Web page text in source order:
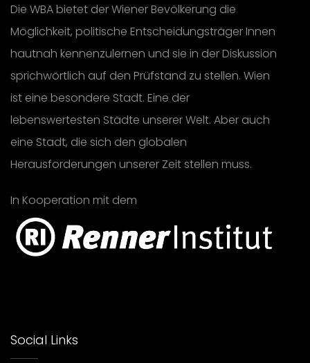
Die WBA bietet der Wiener Bevölkerung die
Möglichkeit, politische Entscheidungsträger Innen
hautnah kennenzulernen und sie in der Diskussion
sprichwörtlich auf den Prüfstand zu stellen. Wien
ist eine besondere Stadt. Eine der
lebenswertesten Städte unserer Welt. Aber auch
eine Stadt, die sich den globalen
Herausforderungen unserer Zeit stellen muss.
In Kooperation mit dem
Social Links